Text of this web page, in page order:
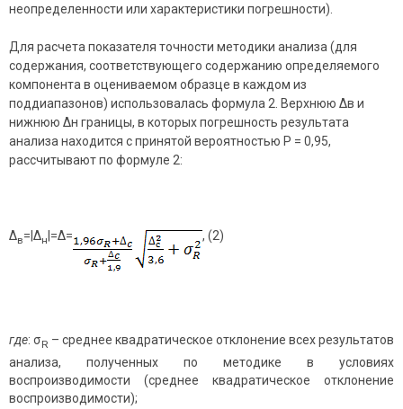
неопределенности или характеристики погрешности).
Для расчета показателя точности методики анализа (для
содержания, соответствующего содержанию определяемого
компонента в оцениваемом образце в каждом из
поддиапазонов) использовалась формула 2. Верхнюю Δв и
нижнюю Δн границы, в которых погрешность результата
анализа находится с принятой вероятностью Р = 0,95,
рассчитывают по формуле 2:
Δв=|Δн |=Δ= , (2)
где: σR – среднее квадратическое отклонение всех результатов
анализа, полученных по методике в условиях
воспроизводимости (среднее квадратическое отклонение
воспроизводимости);